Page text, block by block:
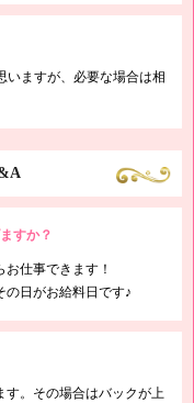
いますが、必要な場合は相
すか？
仕事できます！
の日がお給料日です♪
す。その場合はバックが上